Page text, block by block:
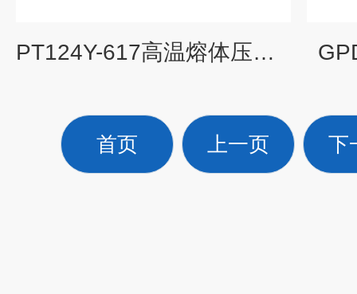
PT124Y-617高温熔体压力表优势
首页 上一页 下